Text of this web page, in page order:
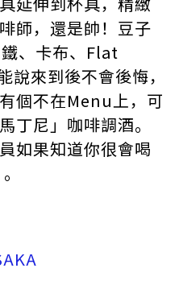
師，還是帥！豆子
、卡布、Flat
來到後不會後悔，
個不在Menu上，可
丁尼」咖啡調酒。
如果知道你很會喝